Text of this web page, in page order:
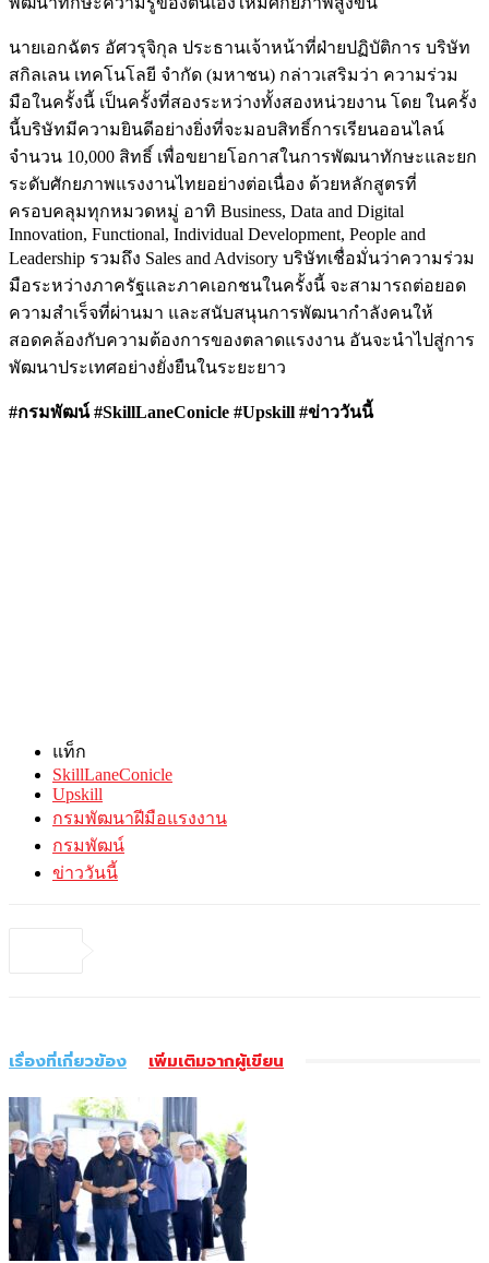
นายเอกฉัตร อัศวรุจิกุล ประธานเจ้าหน้าที่ฝ่ายปฏิบัติการ บริษัท
สกิลเลน เทคโนโลยี จำกัด (มหาชน) กล่าวเสริมว่า ความร่วม
มือในครั้งนี้ เป็นครั้งที่สองระหว่างทั้งสองหน่วยงาน โดย ในครั้ง
นี้บริษัทมีความยินดีอย่างยิ่งที่จะมอบสิทธิ์การเรียนออนไลน์
จำนวน 10,000 สิทธิ์ เพื่อขยายโอกาสในการพัฒนาทักษะและยก
ระดับศักยภาพแรงงานไทยอย่างต่อเนื่อง ด้วยหลักสูตรที่
ครอบคลุมทุกหมวดหมู่ อาทิ Business, Data and Digital
Innovation, Functional, Individual Development, People and
Leadership รวมถึง Sales and Advisory บริษัทเชื่อมั่นว่าความร่วม
มือระหว่างภาครัฐและภาคเอกชนในครั้งนี้ จะสามารถต่อยอด
ความสำเร็จที่ผ่านมา และสนับสนุนการพัฒนากำลังคนให้
สอดคล้องกับความต้องการของตลาดแรงงาน อันจะนำไปสู่การ
พัฒนาประเทศอย่างยั่งยืนในระยะยาว
#กรมพัฒน์ #SkillLaneConicle #Upskill #ข่าววันนี้
แท็ก
SkillLaneConicle
Upskill
กรมพัฒนาฝีมือแรงงาน
กรมพัฒน์
ข่าววันนี้
เรื่องที่เกี่ยวข้อง เพิ่มเติมจากผู้เขียน